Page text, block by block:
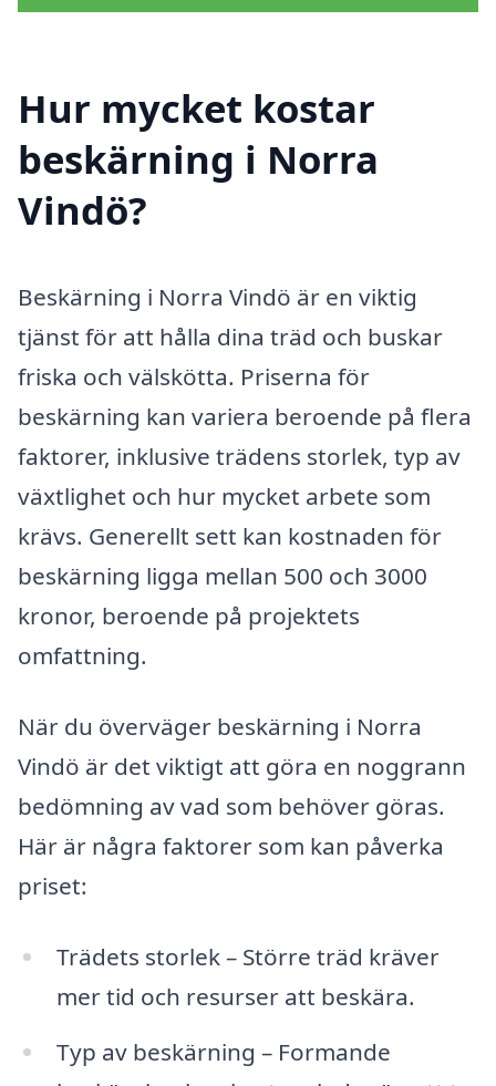
Hur mycket kostar
beskärning i Norra
Vindö?
Beskärning i Norra Vindö är en viktig
tjänst för att hålla dina träd och buskar
friska och välskötta. Priserna för
beskärning kan variera beroende på flera
faktorer, inklusive trädens storlek, typ av
växtlighet och hur mycket arbete som
krävs. Generellt sett kan kostnaden för
beskärning ligga mellan 500 och 3000
kronor, beroende på projektets
omfattning.
När du överväger beskärning i Norra
Vindö är det viktigt att göra en noggrann
bedömning av vad som behöver göras.
Här är några faktorer som kan påverka
priset:
Trädets storlek – Större träd kräver
mer tid och resurser att beskära.
Typ av beskärning – Formande